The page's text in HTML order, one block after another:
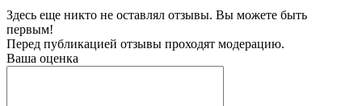
Здесь еще никто не оставлял отзывы. Вы можете быть
первым!
Перед публикацией отзывы проходят модерацию.
Ваша оценка